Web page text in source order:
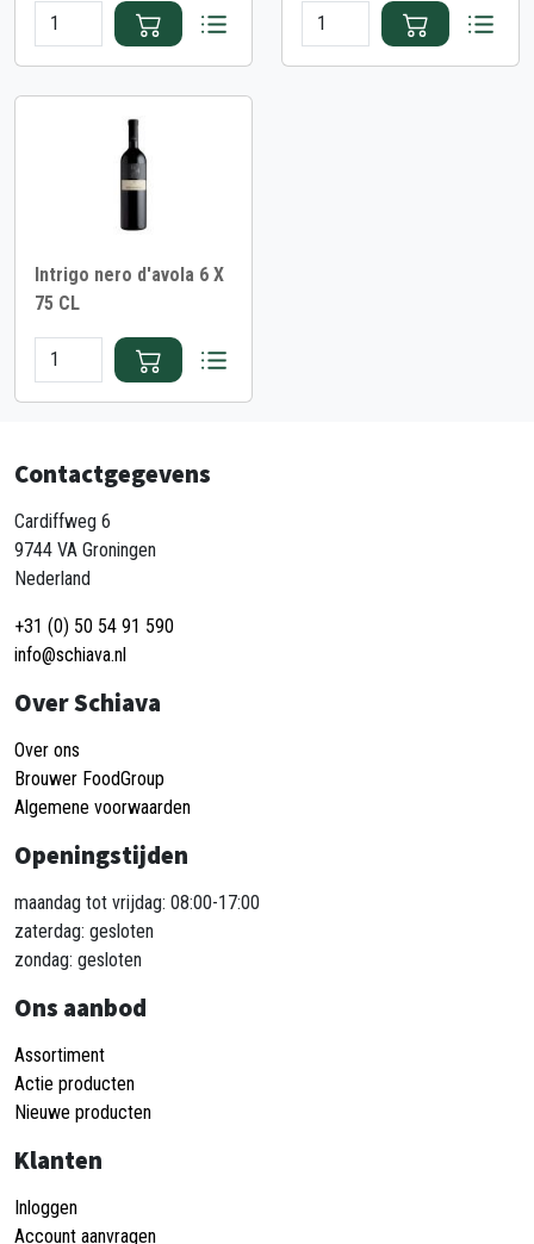
Intrigo nero d'avola 6 X
75 CL
Contactgegevens
Cardiffweg 6
9744 VA Groningen
Nederland
+31 (0) 50 54 91 590
info@schiava.nl
Over Schiava
Over ons
Brouwer FoodGroup
Algemene voorwaarden
Openingstijden
maandag tot vrijdag: 08:00-17:00
zaterdag: gesloten
zondag: gesloten
Ons aanbod
Assortiment
Actie producten
Nieuwe producten
Klanten
Inloggen
Account aanvragen